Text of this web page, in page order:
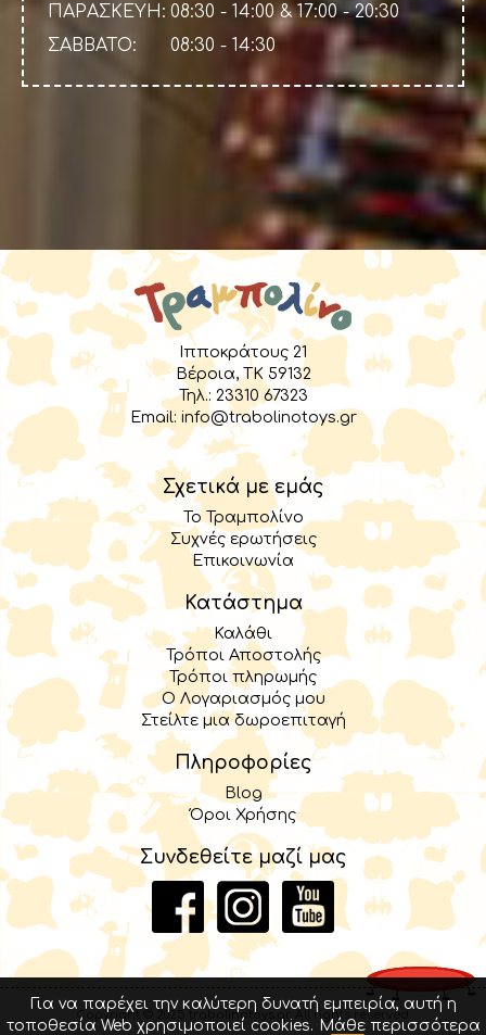
ΠΑΡΑΣΚΕΥΗ: 08:30 - 14:00 & 17:00 - 20:30
ΣΑΒΒΑΤΟ:
08:30 - 14:30
Ιπποκράτους 21
Βέροια, TK 59132
Τηλ.: 23310 67323
Email: info@trabolinotoys.gr
Σχετικά με εμάς
Το Τραμπολίνο
Συχνές ερωτήσεις
Επικοινωνία
Κατάστημα
Καλάθι
Τρόποι Αποστολής
Τρόποι πληρωμής
Ο Λογαριασμός μου
Στείλτε μια δωροεπιταγή
Πληροφορίες
Blog
Όροι Χρήσης
Συνδεθείτε μαζί μας
Copyright © 2025 trabolinotoys.gr. All rights reserved.
Για να παρέχει την καλύτερη δυνατή εμπειρία, αυτή η
τοποθεσία Web χρησιμοποιεί cookies. Μάθε περισσότερα